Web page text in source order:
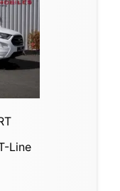
Line